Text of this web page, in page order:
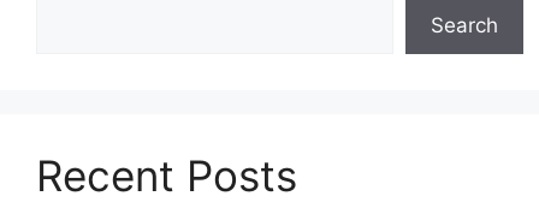
Search
Recent Posts